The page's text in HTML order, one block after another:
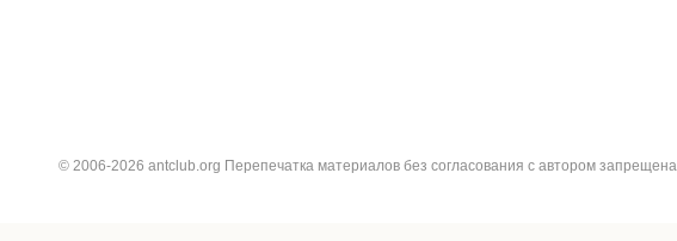
© 2006-2026 antclub.org Перепечатка материалов без согласования с автором запрещена.